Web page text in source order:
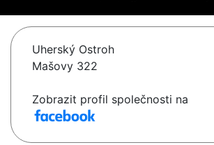
Uherský Ostroh
Mašovy 322
Zobrazit profil společnosti na